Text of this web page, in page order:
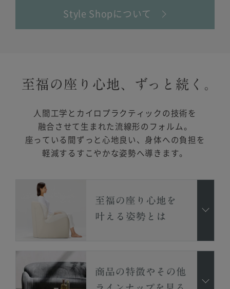
Style Shopについて
人間工学とカイロプラクティックの技術を
融合させて生まれた流線形のフォルム。
座っている間ずっと心地良い、身体への負担を
軽減するすこやかな姿勢へ導きます。